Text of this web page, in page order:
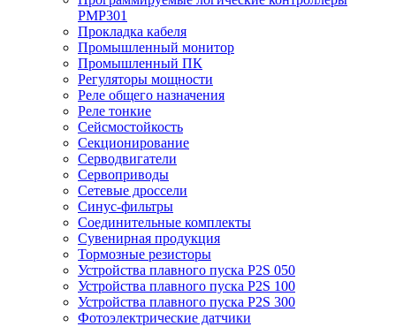
PMP301
Прокладка кабеля
Промышленный монитор
Промышленный ПК
Регуляторы мощности
Реле общего назначения
Реле тонкие
Сейсмостойкость
Секционирование
Серводвигатели
Сервоприводы
Сетевые дроссели
Синус-фильтры
Соединительные комплекты
Сувенирная продукция
Тормозные резисторы
Устройства плавного пуска P2S 050
Устройства плавного пуска P2S 100
Устройства плавного пуска P2S 300
Фотоэлектрические датчики